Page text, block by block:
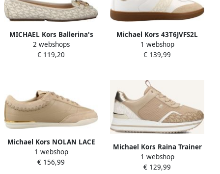
MICHAEL Kors Ballerina's
van leer met logomotief
model 'LILLIE'
2 webshops
€ 119,20
Michael Kors 43T6JVFS2L
JOVIE LACE UP Beige
1 webshop
€ 139,99
Michael Kors NOLAN LACE
UP Beige
1 webshop
€ 156,99
Michael Kors Raina Trainer
Sneakers Dames Beige
1 webshop
€ 129,99